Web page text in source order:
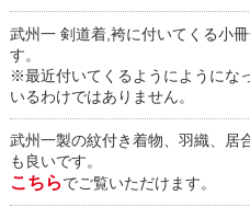
武州一 剣道着,袴に付いてくる小
す。
※最近付いてくるようにようにな
いるわけではありません。
武州一製の紋付き着物、羽織、居
も良いです。
こちら でご覧いただけます。